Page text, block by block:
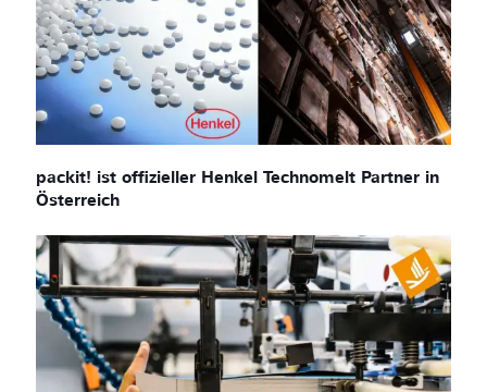
packit! ist offizieller Henkel Technomelt Partner in
Österreich